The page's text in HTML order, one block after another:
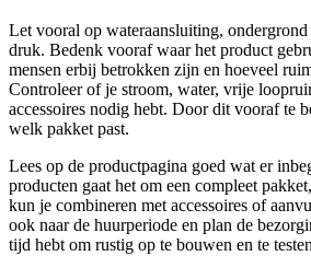
Let vooral op wateraansluiting,
druk. Bedenk vooraf waar het product
mensen erbij betrokken zijn en hoeveel
Controleer of je stroom, water, vrije
accessoires nodig hebt. Door dit vooraf te
welk pakket past.
Lees op de productpagina goed wat er
producten gaat het om een compleet
kun je combineren met accessoires of
ook naar de huurperiode en plan de
tijd hebt om rustig op te bouwen en te